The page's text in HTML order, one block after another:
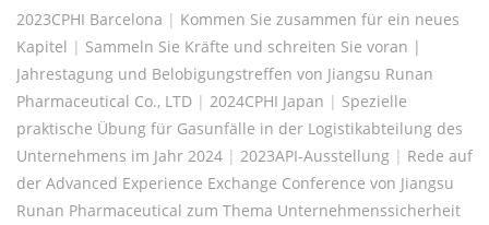
2023CPHI Barcelona | Kommen Sie zusammen für ein neues
Kapitel | Sammeln Sie Kräfte und schreiten Sie voran |
Jahrestagung und Belobigungstreffen von Jiangsu Runan
Pharmaceutical Co., LTD | 2024CPHI Japan | Spezielle
praktische Übung für Gasunfälle in der Logistikabteilung des
Unternehmens im Jahr 2024 | 2023API-Ausstellung | Rede auf
der Advanced Experience Exchange Conference von Jiangsu
Runan Pharmaceutical zum Thema Unternehmenssicherheit